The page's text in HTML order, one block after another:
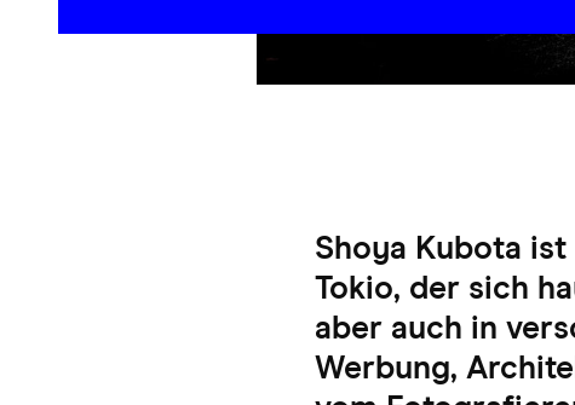
Shoya Kubota
Tokio, der sich
aber auch in
Werbung,